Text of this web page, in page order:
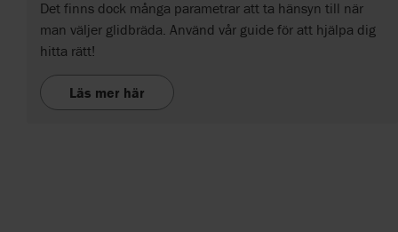
Det finns dock många parametrar att ta hänsyn till när
man väljer glidbräda. Använd vår guide för att hjälpa dig
hitta rätt!
Läs mer här